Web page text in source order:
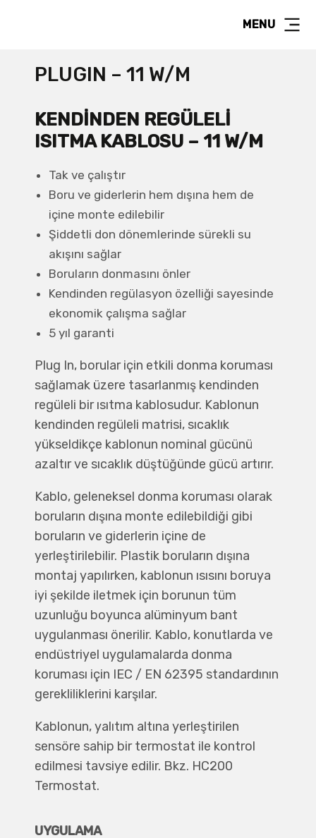
MENU
PLUGIN – 11 W/M
KENDINDEN REGÜLELI
ISITMA KABLOSU – 11 W/M
Tak ve çalıştır
Boru ve giderlerin hem dışına hem de
içine monte edilebilir
Şiddetli don dönemlerinde sürekli su
akışını sağlar
Boruların donmasını önler
Kendinden regülasyon özelliği sayesinde
ekonomik çalışma sağlar
5 yıl garanti
Plug In, borular için etkili donma koruması
sağlamak üzere tasarlanmış kendinden
regüleli bir ısıtma kablosudur. Kablonun
kendinden regüleli matrisi, sıcaklık
yükseldikçe kablonun nominal gücünü
azaltır ve sıcaklık düştüğünde gücü artırır.
Kablo, geleneksel donma koruması olarak
boruların dışına monte edilebildiği gibi
boruların ve giderlerin içine de
yerleştirilebilir. Plastik boruların dışına
montaj yapılırken, kablonun ısısını boruya
iyi şekilde iletmek için borunun tüm
uzunluğu boyunca alüminyum bant
uygulanması önerilir. Kablo, konutlarda ve
endüstriyel uygulamalarda donma
koruması için IEC / EN 62395 standardının
gerekliliklerini karşılar.
Kablonun, yalıtım altına yerleştirilen
sensöre sahip bir termostat ile kontrol
edilmesi tavsiye edilir. Bkz. HC200
Termostat.
UYGULAMA